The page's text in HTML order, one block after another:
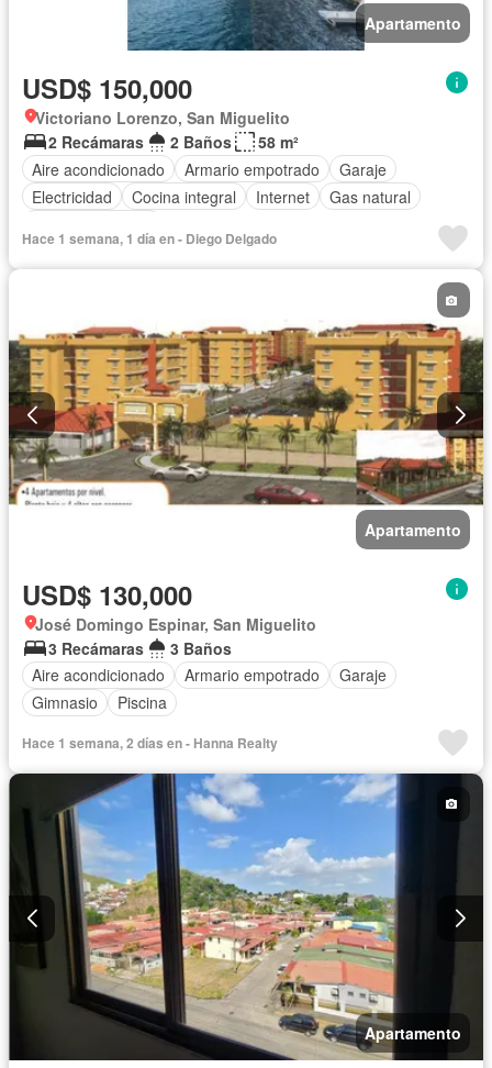
Apartamento
USD$ 150,000
Victoriano Lorenzo, San Miguelito
2 Recámaras
2 Baños
58 m²
Aire acondicionado
Armario empotrado
Garaje
Electricidad
Cocina integral Internet
Gas natural
Hace 1 semana, 1 día en - Diego Delgado
Apartamento
USD$ 130,000
José Domingo Espinar, San Miguelito
3 Recámaras
3 Baños
Aire acondicionado
Armario empotrado
Garaje
Gimnasio
Piscina
Hace 1 semana, 2 días en - Hanna Realty
Apartamento